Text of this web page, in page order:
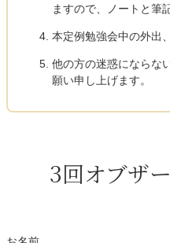
ますので、ノートと筆
本定例勉強会中の外出
他の方の迷惑にならな
願い申し上げます。
3回オブザ